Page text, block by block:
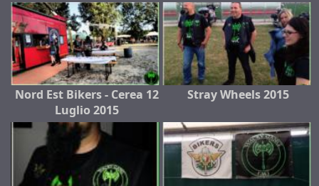
Nord Est Bikers - Cerea 12
Luglio 2015
Stray Wheels 2015